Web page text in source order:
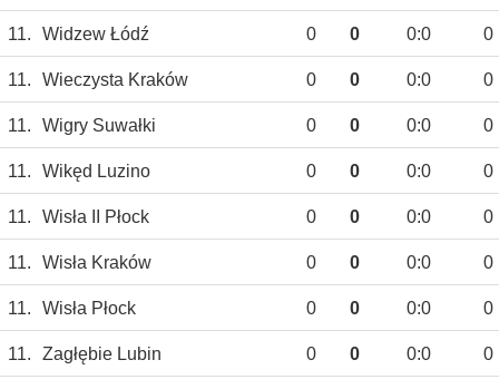
11. Widzew Łódź 0 0 0:0 0
11. Wieczysta Kraków 0 0 0:0 0
11. Wigry Suwałki 0 0 0:0 0
11. Wikęd Luzino 0 0 0:0 0
11. Wisła II Płock 0 0 0:0 0
11. Wisła Kraków 0 0 0:0 0
11. Wisła Płock 0 0 0:0 0
11. Zagłębie Lubin 0 0 0:0 0